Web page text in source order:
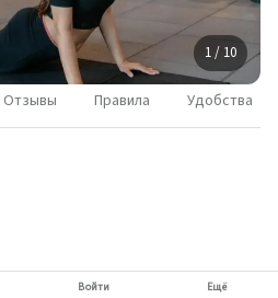
1 / 10
Отзывы Правила Удобства
Войти Ещё